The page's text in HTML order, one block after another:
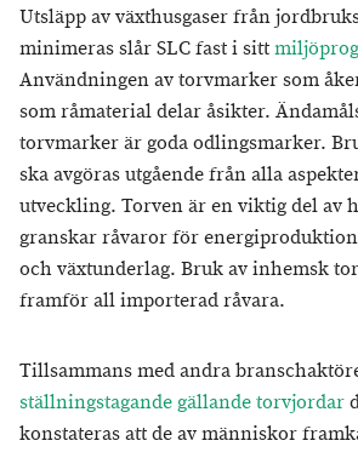
Utsläpp av växthusgaser från
minimeras slår SLC fast i sitt
Användningen av torvmarker som
som råmaterial delar åsikter.
torvmarker är goda odlingsmarker.
ska avgöras utgående från alla
utveckling. Torven är en viktig del av
granskar råvaror för
och växtunderlag. Bruk av inhemsk
framför all importerad råvara.
Tillsammans med andra
ställningstagande gällande torvjordar
konstateras att de av människor